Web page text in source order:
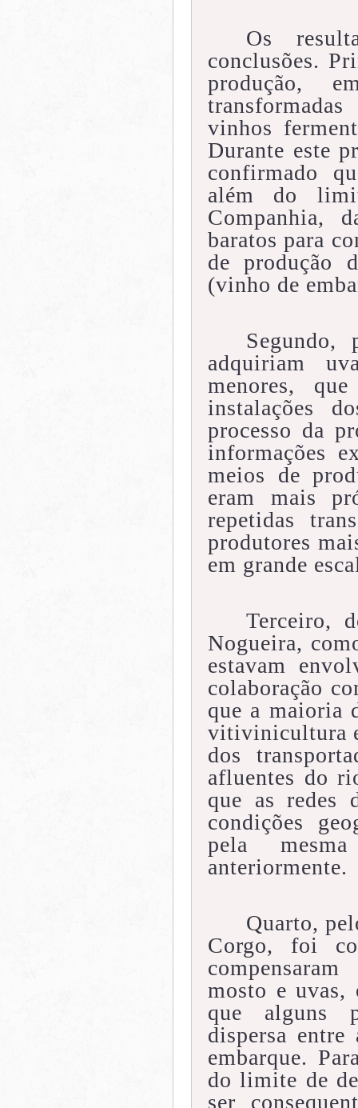
Os
conclusões.
produção,
vinhos
Durante este
confirmado
além do
Companhia,
baratos para
de produção
(vinho de
Segundo,
adquiriam
menores,
instalações
processo da
informações
meios de
eram mais
repetidas
produtores
em grande
Terceiro,
Nogueira,
estavam
colaboração
que a maioria
vitivinicultura
dos
afluentes do
que as redes
condições
pela
anteriormente.
Quarto,
Corgo, foi
mosto e uvas,
que alguns
dispersa
embarque.
do limite de
ser